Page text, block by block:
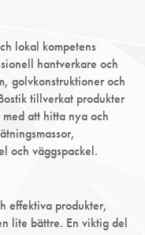
lokal kompetens
hantverkare och
golvkonstruktioner och
tillverkat produkter
att hitta nya och
och väggspackel.
effektiva produkter,
lite bättre. En viktig del